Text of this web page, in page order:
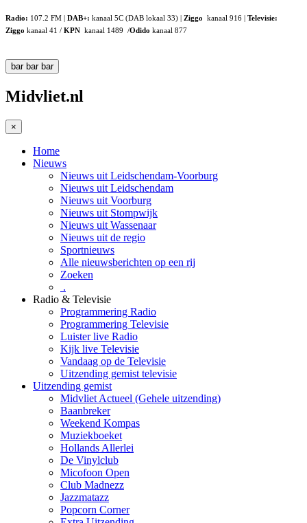
Radio: 107.2 FM | DAB+: kanaal 5C (DAB lokaal 33) | Ziggo kanaal 916 | Televisie:
Ziggo kanaal 41 / KPN kanaal 1489 /Odido kanaal 877
bar bar bar
Midvliet.nl
×
Home
Nieuws
Nieuws uit Leidschendam-Voorburg
Nieuws uit Leidschendam
Nieuws uit Voorburg
Nieuws uit Stompwijk
Nieuws uit Wassenaar
Nieuws uit de regio
Sportnieuws
Alle nieuwsberichten op een rij
Zoeken
.
Radio & Televisie
Programmering Radio
Programmering Televisie
Luister live Radio
Kijk live Televisie
Vandaag op de Televisie
Uitzending gemist televisie
Uitzending gemist
Midvliet Actueel (Gehele uitzending)
Baanbreker
Weekend Kompas
Muziekboeket
Hollands Allerlei
De Vinylclub
Micofoon Open
Club Madnezz
Jazzmatazz
Popcorn Corner